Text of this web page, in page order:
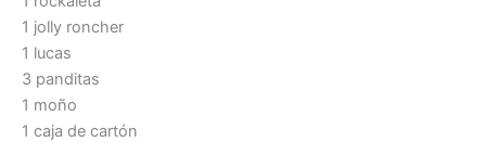
1 jolly roncher
1 lucas
3 panditas
1 moño
1 caja de cartón